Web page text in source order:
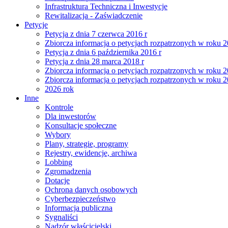
Infrastruktura Techniczna i Inwestycje
Rewitalizacja - Zaświadczenie
Petycje
Petycja z dnia 7 czerwca 2016 r
Zbiorcza informacja o petycjach rozpatrzonych w roku
Petycja z dnia 6 października 2016 r
Petycja z dnia 28 marca 2018 r
Zbiorcza informacja o petycjach rozpatrzonych w roku
Zbiorcza informacja o petycjach rozpatrzonych w roku
2026 rok
Inne
Kontrole
Dla inwestorów
Konsultacje społeczne
Wybory
Plany, strategie, programy
Rejestry, ewidencje, archiwa
Lobbing
Zgromadzenia
Dotacje
Ochrona danych osobowych
Cyberbezpieczeństwo
Informacja publiczna
Sygnaliści
Nadzór właścicielski